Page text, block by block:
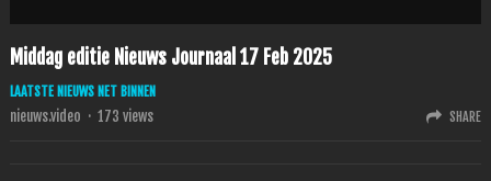
Middag editie Nieuws Journaal 17 Feb 2025
LAATSTE NIEUWS NET BINNEN
nieuws.video · 173 views SHARE